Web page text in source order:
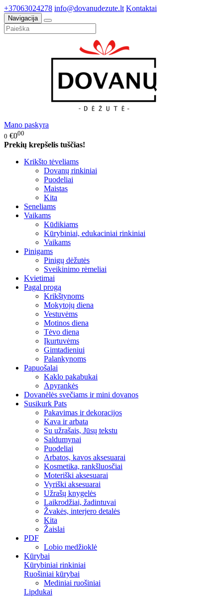
+37063024278 info@dovanudezute.lt Kontaktai
Navigacija
Mano paskyra
0 €000
Prekių krepšelis tuščias!
Krikšto tėveliams
Dovanų rinkiniai
Puodeliai
Maistas
Kita
Seneliams
Vaikams
Kūdikiams
Kūrybiniai, edukaciniai rinkiniai
Vaikams
Pinigams
Pinigų dėžutės
Sveikinimo rėmeliai
Kvietimai
Pagal progą
Krikštynoms
Mokytojų diena
Vestuvėms
Motinos diena
Tėvo diena
Įkurtuvėms
Gimtadieniui
Palankynoms
Papuošalai
Kaklo pakabukai
Apyrankės
Dovanėlės svečiams ir mini dovanos
Susikurk Pats
Pakavimas ir dekoracijos
Kava ir arbata
Su užrašais, Jūsų tekstu
Saldumynai
Puodeliai
Arbatos, kavos aksesuarai
Kosmetika, rankšluosčiai
Moteriški aksesuarai
Vyriški aksesuarai
Užrašų knygelės
Laikrodžiai, žadintuvai
Žvakės, interjero detalės
Kita
Žaislai
PDF
Lobio medžioklė
Kūrybai
Kūrybiniai rinkiniai
Ruošiniai kūrybai
Mediniai ruošiniai
Lipdukai